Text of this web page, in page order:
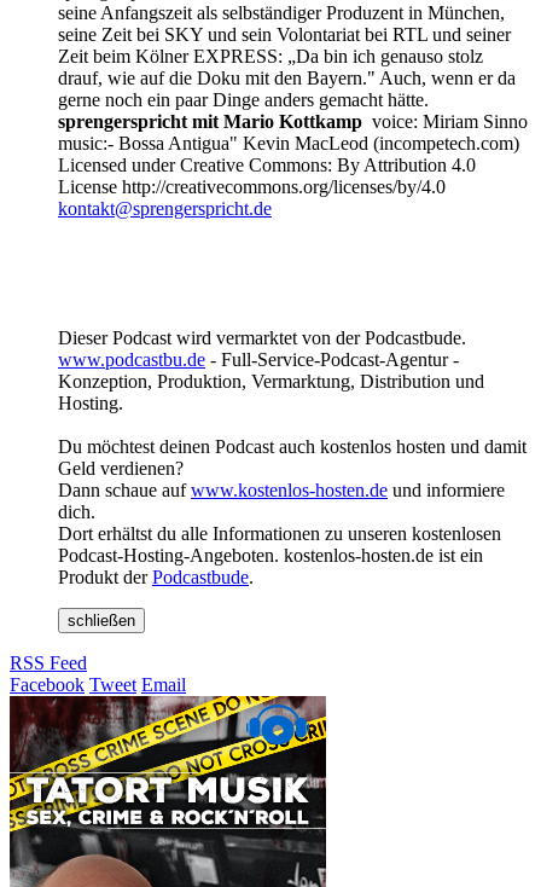
seine Anfangszeit als selbständiger Produzent in München,
seine Zeit bei SKY und sein Volontariat bei RTL und seiner
Zeit beim Kölner EXPRESS: „Da bin ich genauso stolz
drauf, wie auf die Doku mit den Bayern." Auch, wenn er da
gerne noch ein paar Dinge anders gemacht hätte.
sprengerspricht mit Mario Kottkamp voice: Miriam Sinno
music:- Bossa Antigua" Kevin MacLeod (incompetech.com)
Licensed under Creative Commons: By Attribution 4.0
License http://creativecommons.org/licenses/by/4.0
kontakt@sprengerspricht.de
Dieser Podcast wird vermarktet von der Podcastbude.
www.podcastbu.de - Full-Service-Podcast-Agentur -
Konzeption, Produktion, Vermarktung, Distribution und
Hosting.
Du möchtest deinen Podcast auch kostenlos hosten und damit
Geld verdienen?
Dann schaue aufwww.kostenlos-hosten.de und informiere
dich.
Dort erhältst du alle Informationen zu unseren kostenlosen
Podcast-Hosting-Angeboten. kostenlos-hosten.de ist ein
Produkt derPodcastbude.
schließen
RSS Feed
Facebook Tweet Email